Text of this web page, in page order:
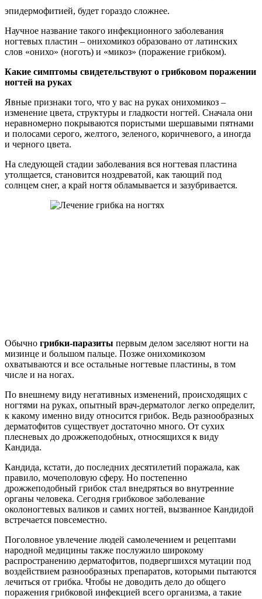
эпидермофитией, будет гораздо сложнее.
Научное название такого инфекционного заболевания
ногтевых пластин – онихомикоз образовано от латинских
слов «онихо» (ноготь) и «микоз» (поражение грибком).
Какие симптомы свидетельствуют о грибковом поражении
ногтей на руках
Явные признаки того, что у вас на руках онихомикоз –
изменение цвета, структуры и гладкости ногтей. Сначала они
неравномерно покрываются пористыми шершавыми пятнами
и полосами серого, желтого, зеленого, коричневого, а иногда
и черного цвета.
На следующей стадии заболевания вся ногтевая пластина
утолщается, становится ноздреватой, как тающий под
солнцем снег, а край ногтя обламывается и зазубривается.
Обычно грибки-паразиты первым делом заселяют ногти на
мизинце и большом пальце. Позже онихомикозом
охватываются и все остальные ногтевые пластины, в том
числе и на ногах.
По внешнему виду негативных изменений, происходящих с
ногтями на руках, опытный врач-дерматолог легко определит,
к какому именно виду относится грибок. Ведь разнообразных
дерматофитов существует достаточно много. От сухих
плесневых до дрожжеподобных, относящихся к виду
Кандида.
Кандида, кстати, до последних десятилетий поражала, как
правило, мочеполовую сферу. Но постепенно
дрожжеподобный грибок стал внедряться во внутренние
органы человека. Сегодня грибковое заболевание
околоногтевых валиков и самих ногтей, вызванное Кандидой
встречается повсеместно.
Поголовное увлечение людей самолечением и рецептами
народной медицины также послужило широкому
распространению дерматофитов, подвергшихся мутации под
воздействием разнообразных препаратов, которыми пытаются
лечиться от грибка. Чтобы не доводить дело до общего
поражения грибковой инфекцией всего организма, а такие